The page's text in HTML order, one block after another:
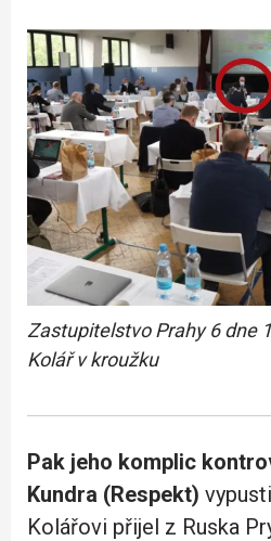
Zastupitelstvo Prahy 6 dne
Kolář v kroužku
Pak jeho komplic
Kundra (Respekt)
Kolářovi přijel z Ruska